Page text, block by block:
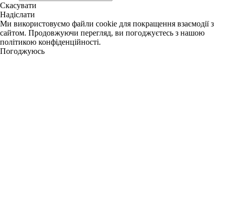
Скасувати
Надіслати
Ми використовуємо файли cookie для покращення взаємодії з
сайтом. Продовжуючи перегляд, ви погоджуєтесь з нашою
політикою конфіденційності.
Погоджуюсь